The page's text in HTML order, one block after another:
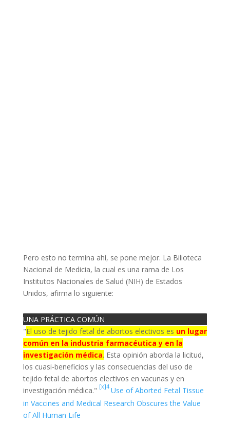
Pero esto no termina ahí, se pone mejor. La Bilioteca
Nacional de Medicia, la cual es una rama de Los
Institutos Nacionales de Salud (NIH) de Estados
Unidos, afirma lo siguiente:
UNA PRÁCTICA COMÚN
"El uso de tejido fetal de abortos electivos es un lugar
común en la industria farmacéutica y en la
investigación médica. Esta opinión aborda la licitud,
los cuasi-beneficios y las consecuencias del uso de
tejido fetal de abortos electivos en vacunas y en
investigación médica." [x]4 Use of Aborted Fetal Tissue
in Vaccines and Medical Research Obscures the Value
of All Human Life